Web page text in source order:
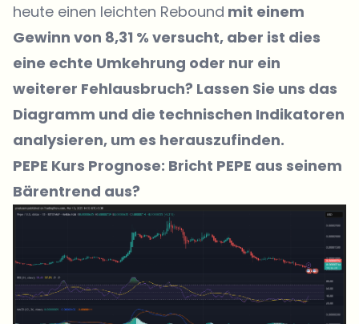
heute einen leichten Rebound mit einem
Gewinn von 8,31 % versucht, aber ist dies
eine echte Umkehrung oder nur ein
weiterer Fehlausbruch? Lassen Sie uns das
Diagramm und die technischen Indikatoren
analysieren, um es herauszufinden.
PEPE Kurs Prognose: Bricht PEPE aus seinem
Bärentrend aus?